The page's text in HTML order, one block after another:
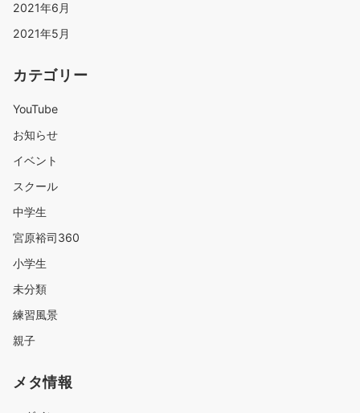
2021年6月
2021年5月
カテゴリー
YouTube
お知らせ
イベント
スクール
中学生
宮原裕司360
小学生
未分類
練習風景
親子
メタ情報